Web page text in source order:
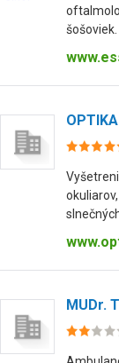
šošoviek.
MUDr.